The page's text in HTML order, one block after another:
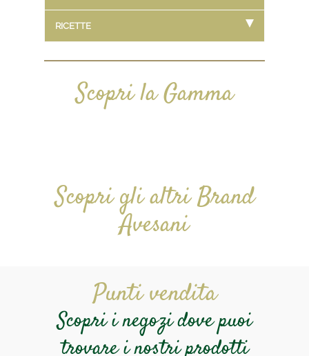
RICETTE
Scopri la Gamma
Scopri gli altri Brand
Avesani
Punti vendita
Scopri i negozi dove puoi
trovare i nostri prodotti